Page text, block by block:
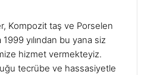
Kompozit taş ve Porselen
yılından bu yana siz
hizmet vermekteyiz.
tecrübe ve hassasiyetle